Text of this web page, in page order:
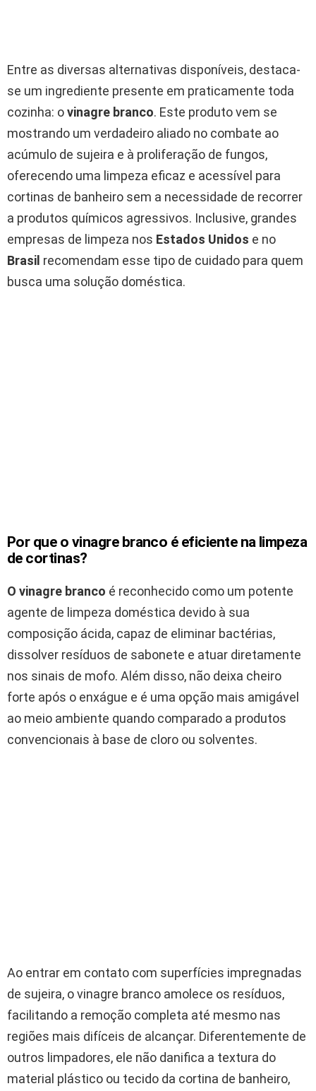
Entre as diversas alternativas disponíveis, destaca-
se um ingrediente presente em praticamente toda
cozinha: ovinagre branco. Este produto vem se
mostrando um verdadeiro aliado no combate ao
acúmulo de sujeira e à proliferação de fungos,
oferecendo uma limpeza eficaz e acessível para
cortinas de banheiro sem a necessidade de recorrer
a produtos químicos agressivos. Inclusive, grandes
empresas de limpeza nos Estados Unidos e no
Brasil recomendam esse tipo de cuidado para quem
busca uma solução doméstica.
Por que o vinagre branco é eficiente na limpeza
de cortinas?
O vinagre branco é reconhecido como um potente
agente de limpeza doméstica devido à sua
composição ácida, capaz de eliminar bactérias,
dissolver resíduos de sabonete e atuar diretamente
nos sinais de mofo. Além disso, não deixa cheiro
forte após o enxágue e é uma opção mais amigável
ao meio ambiente quando comparado a produtos
convencionais à base de cloro ou solventes.
Ao entrar em contato com superfícies impregnadas
de sujeira, o vinagre branco amolece os resíduos,
facilitando a remoção completa até mesmo nas
regiões mais difíceis de alcançar. Diferentemente de
outros limpadores, ele não danifica a textura do
material plástico ou tecido da cortina de banheiro,